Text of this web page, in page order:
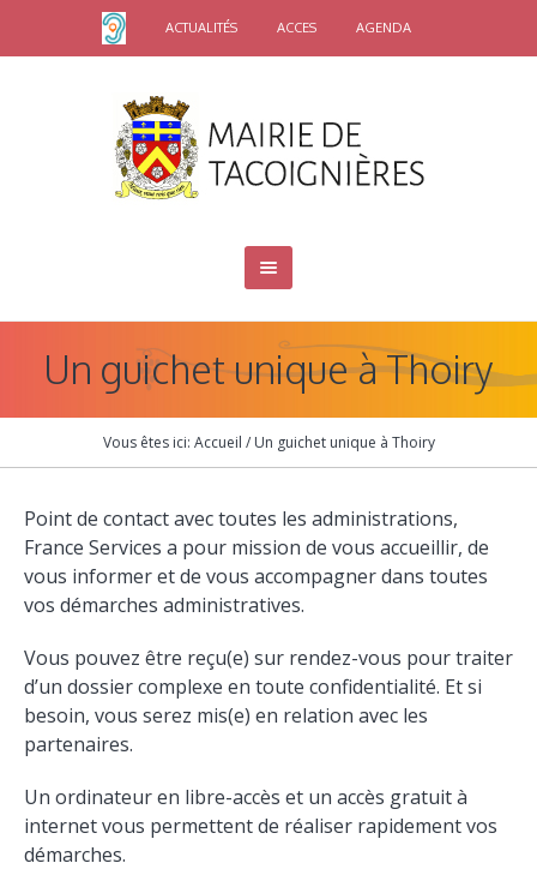
ACTUALITÉS ACCES AGENDA
Un guichet unique à Thoiry
Vous êtes ici: Accueil / Un guichet unique à Thoiry
Point de contact avec toutes les administrations,
France Services a pour mission de vous accueillir, de
vous informer et de vous accompagner dans toutes
vos démarches administratives.
Vous pouvez être reçu(e) sur rendez-vous pour traiter
d’un dossier complexe en toute confidentialité. Et si
besoin, vous serez mis(e) en relation avec les
partenaires.
Un ordinateur en libre-accès et un accès gratuit à
internet vous permettent de réaliser rapidement vos
démarches.